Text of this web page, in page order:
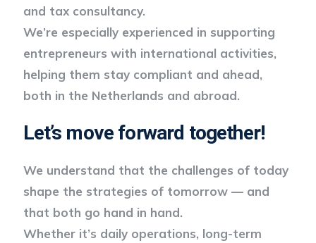
and tax consultancy.
We’re especially experienced in supporting
entrepreneurs with international activities,
helping them stay compliant and ahead,
both in the Netherlands and abroad.
Let’s move forward together!
We understand that the challenges of today
shape the strategies of tomorrow — and
that both go hand in hand.
Whether it’s daily operations, long-term